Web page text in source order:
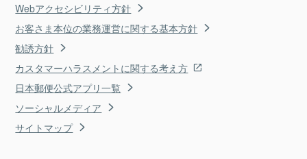
Webアクセシビリティ方針
お客さま本位の業務運営に関する基本方針
勧誘方針
カスタマーハラスメントに関する考え方
日本郵便公式アプリ一覧
ソーシャルメディア
サイトマップ